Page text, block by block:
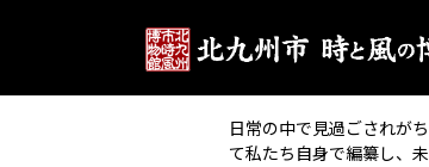
日常の中で見過ごされが
て私たち自身で編纂し、